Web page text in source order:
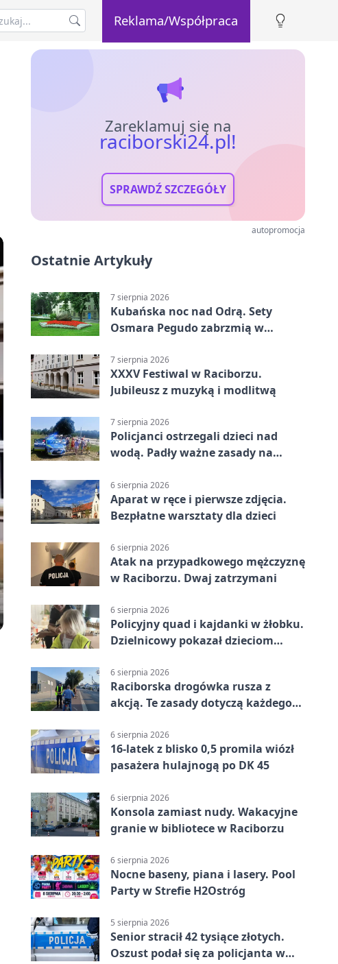
Reklama/Współpraca
Zareklamuj się na
raciborski24.pl!
SPRAWDŹ SZCZEGÓŁY
autopromocja
Ostatnie Artykuły
7 sierpnia 2026
Kubańska noc nad Odrą. Sety
Osmara Pegudo zabrzmią w
7 sierpnia 2026
XXXV Festiwal w Raciborzu.
Jubileusz z muzyką i modlitwą
7 sierpnia 2026
Policjanci ostrzegali dzieci nad
wodą. Padły ważne zasady na
6 sierpnia 2026
Aparat w ręce i pierwsze zdjęcia.
Bezpłatne warsztaty dla dzieci
6 sierpnia 2026
Atak na przypadkowego mężczyznę
w Raciborzu. Dwaj zatrzymani
6 sierpnia 2026
Policyjny quad i kajdanki w żłobku.
Dzielnicowy pokazał dzieciom
6 sierpnia 2026
Raciborska drogówka rusza z
akcją. Te zasady dotyczą każdego
6 sierpnia 2026
16-latek z blisko 0,5 promila wiózł
pasażera hulajnogą po DK 45
6 sierpnia 2026
Konsola zamiast nudy. Wakacyjne
granie w bibliotece w Raciborzu
6 sierpnia 2026
Nocne baseny, piana i lasery. Pool
Party w Strefie H2Ostróg
5 sierpnia 2026
Senior stracił 42 tysiące złotych.
Oszust podał się za policjanta w